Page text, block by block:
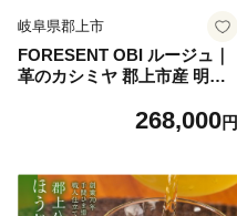
岐阜県郡上市
FORESENT OBI ルージュ｜
革のカシミヤ 郡上市産 明宝
AYレディースバッグ 鹿革
268,000円